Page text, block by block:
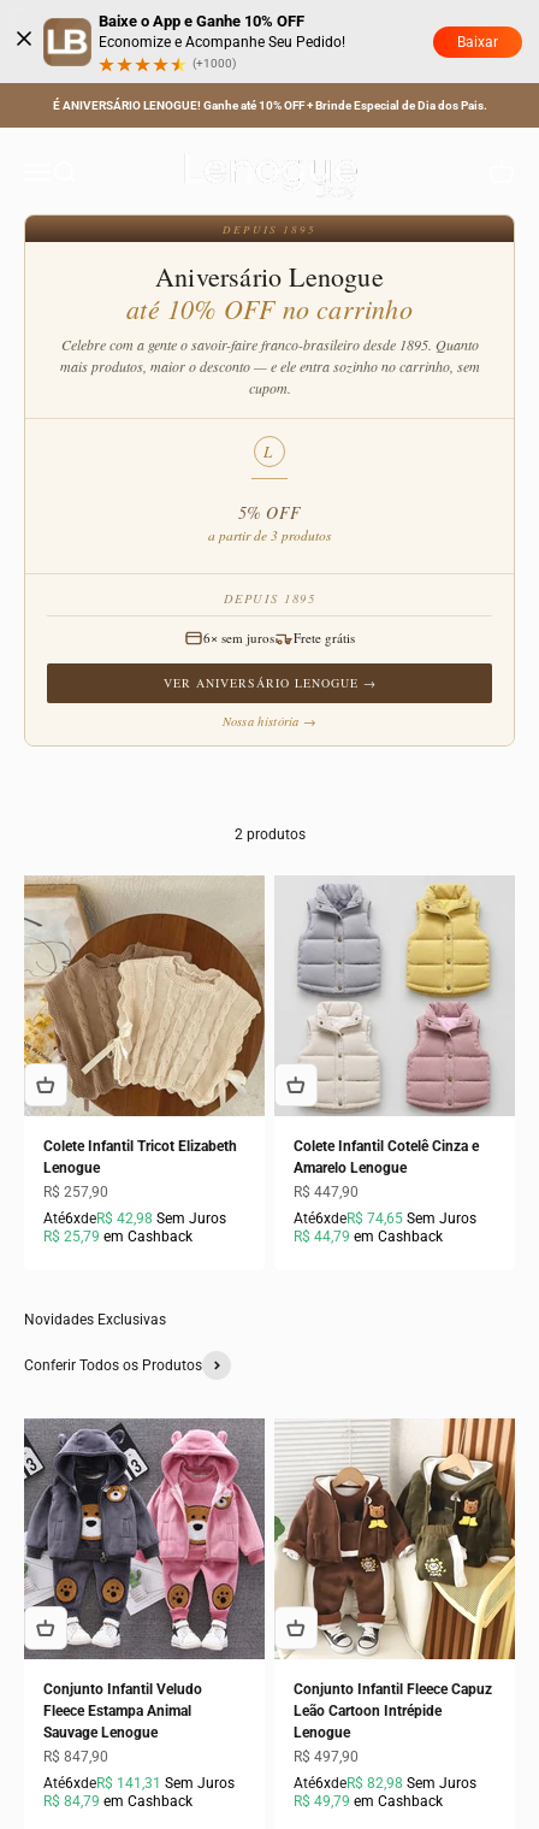
Baixe o App e Ganhe 10% OFF
Economize e Acompanhe Seu Pedido!
(+1000)
Baixar
É ANIVERSÁRIO LENOGUE! Ganhe até 10% OFF + Brinde Especial de Dia dos Pais.
Coletes
Explore nossa coleção de coletes infantis, perfeitos para complementar o
conforto para os pequenos.
DEPUIS 1895
Aniversário Lenogue
até 10% OFF no carrinho
Celebre com a gente o savoir-faire franco-brasileiro desde 1895. Quanto
mais produtos, maior o desconto — e ele entra sozinho no carrinho, sem
cupom.
L
5% OFF
a partir de 3 produtos
10% OFF
a partir de 5 produtos
DEPUIS 1895
6× sem juros Frete grátis
VER ANIVERSÁRIO LENOGUE →
Nossa história →
2 produtos
Colete Infantil Tricot Elizabeth
Lenogue
Preço promocional
R$ 257,90
Até6xdeR$ 42,98 Sem Juros
R$ 25,79 em Cashback
Colete Infantil Cotelê Cinza e
Amarelo Lenogue
Preço promocional
R$ 447,90
Até6xdeR$ 74,65 Sem Juros
R$ 44,79 em Cashback
Novidades Exclusivas
Conferir Todos os Produtos
Conjunto Infantil Veludo
Fleece Estampa Animal
Sauvage Lenogue
Preço promocional
R$ 847,90
Até6xdeR$ 141,31 Sem Juros
R$ 84,79 em Cashback
Conjunto Infantil Fleece Capuz
Leão Cartoon Intrépide
Lenogue
Preço promocional
R$ 497,90
Até6xdeR$ 82,98 Sem Juros
R$ 49,79 em Cashback